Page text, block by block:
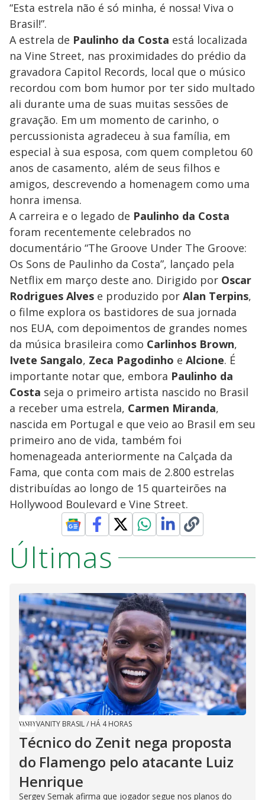
“Esta estrela não é só minha, é nossa! Viva o
Brasil!”.
A estrela de Paulinho da Costa está localizada
na Vine Street, nas proximidades do prédio da
gravadora Capitol Records, local que o músico
recordou com bom humor por ter sido multado
ali durante uma de suas muitas sessões de
gravação. Em um momento de carinho, o
percussionista agradeceu à sua família, em
especial à sua esposa, com quem completou 60
anos de casamento, além de seus filhos e
amigos, descrevendo a homenagem como uma
honra imensa.
A carreira e o legado de Paulinho da Costa
foram recentemente celebrados no
documentário “The Groove Under The Groove:
Os Sons de Paulinho da Costa”, lançado pela
Netflix em março deste ano. Dirigido por Oscar
Rodrigues Alves e produzido por Alan Terpins,
o filme explora os bastidores de sua jornada
nos EUA, com depoimentos de grandes nomes
da música brasileira como Carlinhos Brown,
Ivete Sangalo, Zeca Pagodinho e Alcione. É
importante notar que, embora Paulinho da
Costa seja o primeiro artista nascido no Brasil
a receber uma estrela, Carmen Miranda,
nascida em Portugal e que veio ao Brasil em seu
primeiro ano de vida, também foi
homenageada anteriormente na Calçada da
Fama, que conta com mais de 2.800 estrelas
distribuídas ao longo de 15 quarteirões na
Hollywood Boulevard e Vine Street.
Últimas
VANITY BRASIL/ HÁ 4 HORAS
Técnico do Zenit nega proposta
do Flamengo pelo atacante Luiz
Henrique
Sergey Semak afirma que jogador segue nos planos do